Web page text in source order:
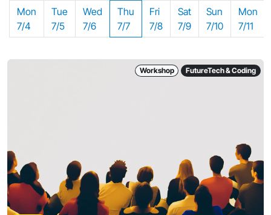
Mon
7/4
Tue
7/5
Wed
7/6
Thu
7/7
Fri
7/8
Sat
7/9
Sun
7/10
Mon
7/11
Workshop FutureTech & Coding